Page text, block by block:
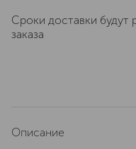
Сроки доставки
заказа
Описание